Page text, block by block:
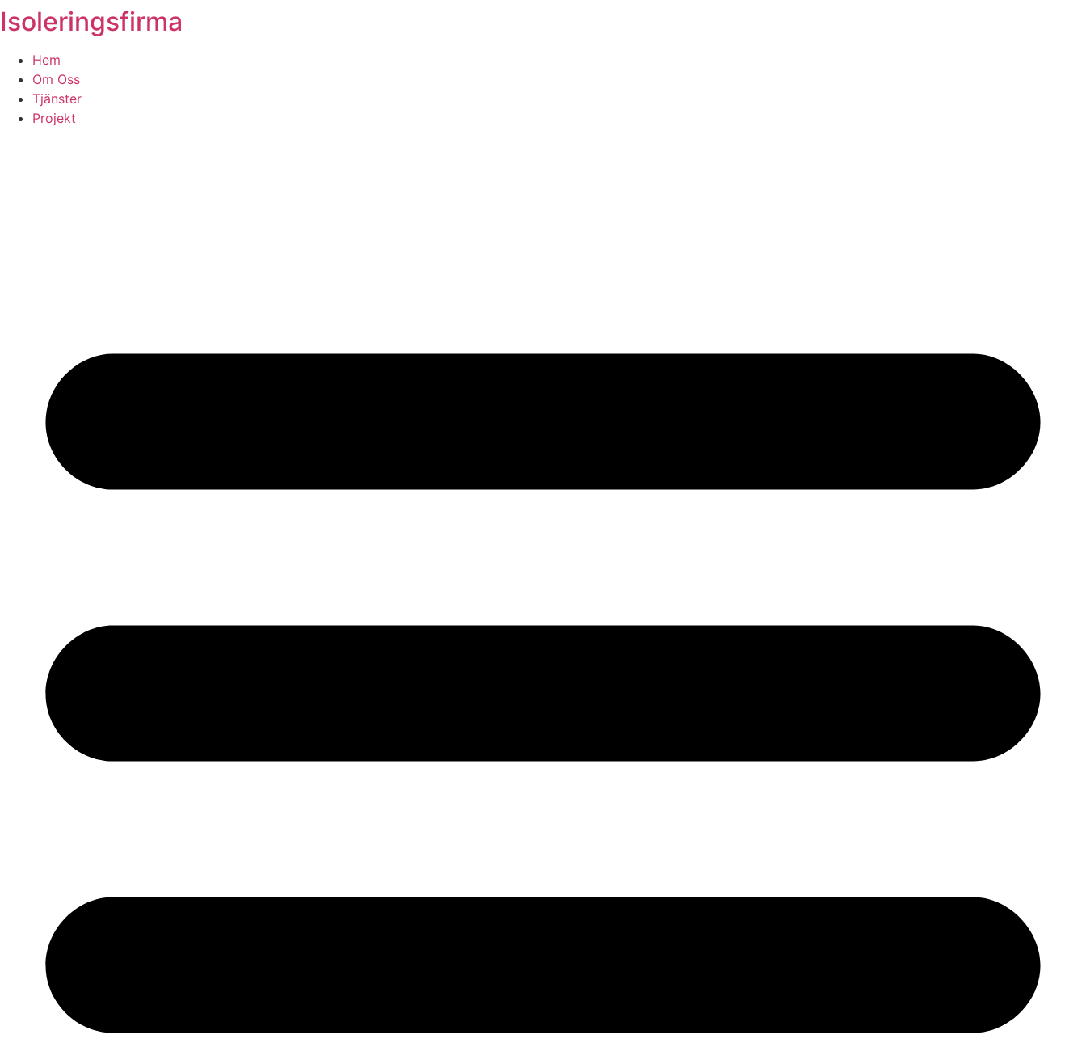
Skip
to
content
Isoleringsfirma
Hem
Om Oss
Tjänster
Projekt